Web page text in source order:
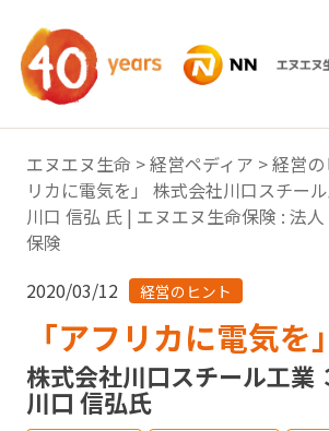
エヌエヌ生命 >経営ペディア >経営の
リカに電気を」 株式会社川口スチー
川口 信弘 氏 | エヌエヌ生命保険 : 法
保険
2020/03/12
経営のヒント
「アフリカに電気を」
株式会社川口スチール工業
川口 信弘氏